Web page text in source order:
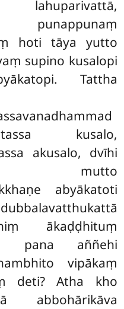
lahuparivattā,
punappunaṃ
hoti tāya yutto
supino kusalopi
Tattha
kusalo,
akusalo, dvīhi
abyākatoti
ākaḍḍhituṃ
pana aññehi
vipākaṃ
deti? Atha kho
abbohārikāva